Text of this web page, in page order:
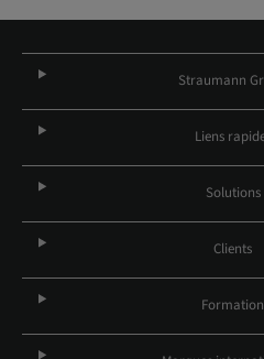
Straumann
Liens
Solutions
Clients
Formation